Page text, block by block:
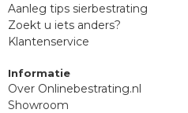
Aanleg tips sierbestrating
Zoekt u iets anders?
Klantenservice
Informatie
Over Onlinebestrating.nl
Showroom